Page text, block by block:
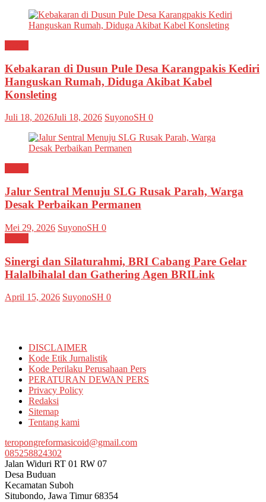
Kebakaran di Dusun Pule Desa Karangpakis Kediri
Hanguskan Rumah, Diduga Akibat Kabel
Konsleting
Juli 18, 2026Juli 18, 2026 SuyonoSH 0
Jalur Sentral Menuju SLG Rusak Parah, Warga
Desak Perbaikan Permanen
Mei 29, 2026 SuyonoSH 0
Sinergi dan Silaturahmi, BRI Cabang Pare Gelar
Halalbihalal dan Gathering Agen BRILink
April 15, 2026 SuyonoSH 0
DISCLAIMER
Kode Etik Jurnalistik
Kode Perilaku Perusahaan Pers
PERATURAN DEWAN PERS
Privacy Policy
Redaksi
Sitemap
Tentang kami
teropongreformasicoid@gmail.com
085258824302
Jalan Widuri RT 01 RW 07
Desa Buduan
Kecamatan Suboh
Situbondo, Jawa Timur 68354